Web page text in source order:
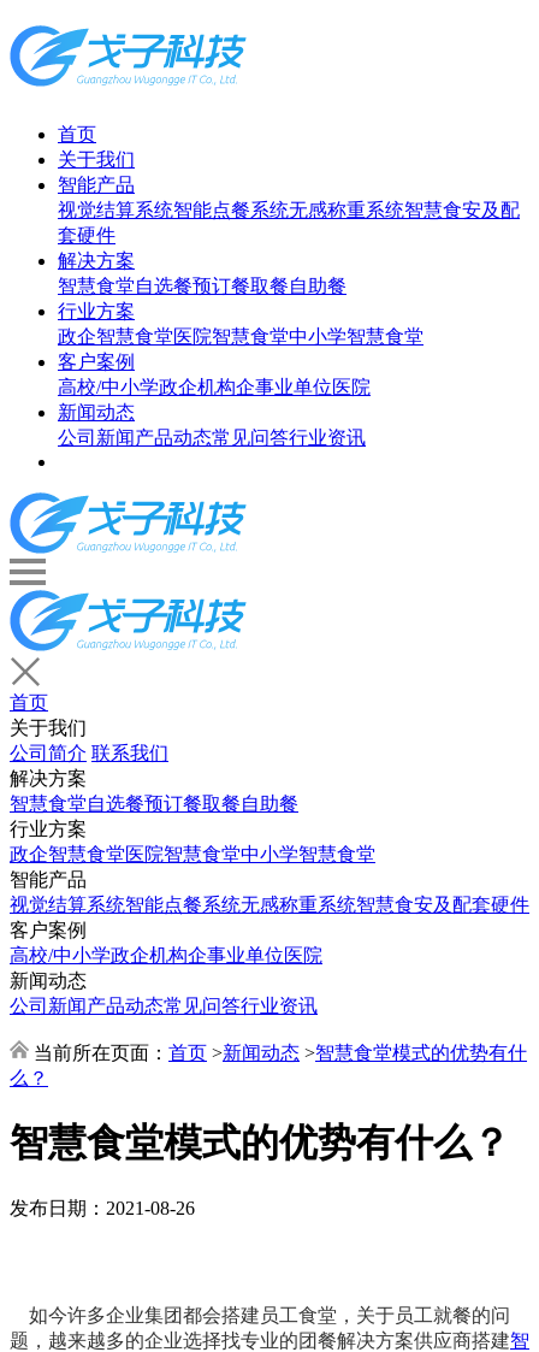
首页
关于我们
智能产品
视觉结算系统智能点餐系统无感称重系统智慧食安及配
套硬件
解决方案
智慧食堂自选餐预订餐取餐自助餐
行业方案
政企智慧食堂医院智慧食堂中小学智慧食堂
客户案例
高校/中小学政企机构企事业单位医院
新闻动态
公司新闻产品动态常见问答行业资讯
首页
关于我们
公司简介 联系我们
解决方案
智慧食堂自选餐预订餐取餐自助餐
行业方案
政企智慧食堂医院智慧食堂中小学智慧食堂
智能产品
视觉结算系统智能点餐系统无感称重系统智慧食安及配套硬件
客户案例
高校/中小学政企机构企事业单位医院
新闻动态
公司新闻产品动态常见问答行业资讯
当前所在页面： 首页 >新闻动态 >智慧食堂模式的优势有什
么？
智慧食堂模式的优势有什么？
发布日期：2021-08-26
如今许多企业集团都会搭建员工食堂，关于员工就餐的问
题，越来越多的企业选择找专业的团餐解决方案供应商搭建智